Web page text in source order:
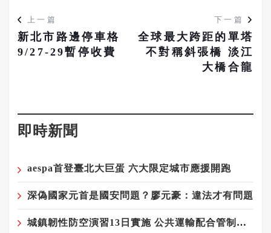
上一篇
新北市路邊停車格
9/27-29暫停收費
下一篇
全球最大跨距的單塔
不對稱斜張橋 淡江
大橋合龍
即時新聞
aespa首登臺北大巨蛋 六大限定城市應援開跑
深偽國家元首是國安問題？廖元豪：違法才有問題
城鎮韌性防空演習13日實施 公共運輸配合管制請提前規劃行程